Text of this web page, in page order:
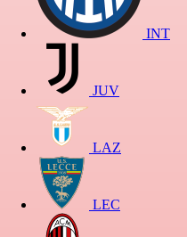
INT
JUV
LAZ
LEC